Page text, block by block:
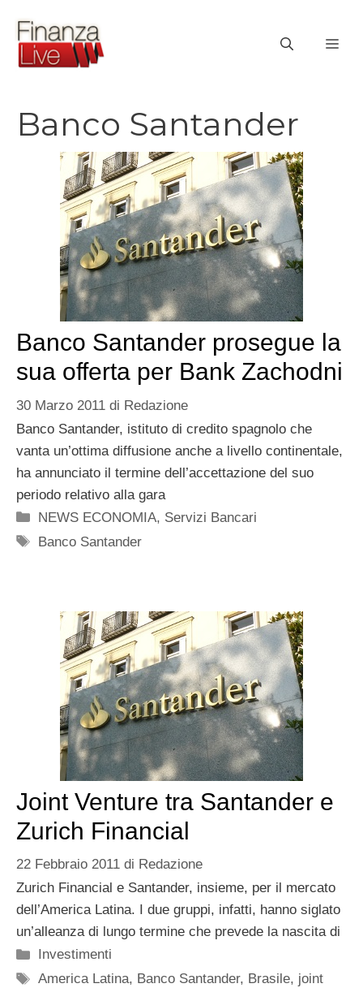
contenuto
Banco Santander
Banco Santander prosegue la
sua offerta per Bank Zachodni
30 Marzo 2011 di Redazione
Banco Santander, istituto di credito spagnolo che
vanta un’ottima diffusione anche a livello continentale,
ha annunciato il termine dell’accettazione del suo
periodo relativo alla gara
Categorie
NEWS ECONOMIA, Servizi Bancari
Tag
Banco Santander
Joint Venture tra Santander e
Zurich Financial
22 Febbraio 2011 di Redazione
Zurich Financial e Santander, insieme, per il mercato
dell’America Latina. I due gruppi, infatti, hanno siglato
un’alleanza di lungo termine che prevede la nascita di
Categorie
Investimenti
Tag
America Latina, Banco Santander, Brasile, joint